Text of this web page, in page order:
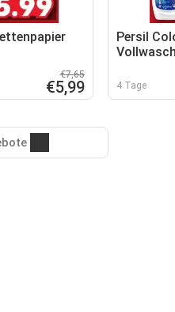
€7,65
€5,99
Persil
4 Tage